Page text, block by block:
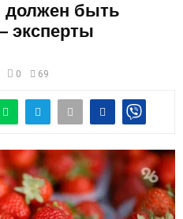
должен быть
эксперты
0 69